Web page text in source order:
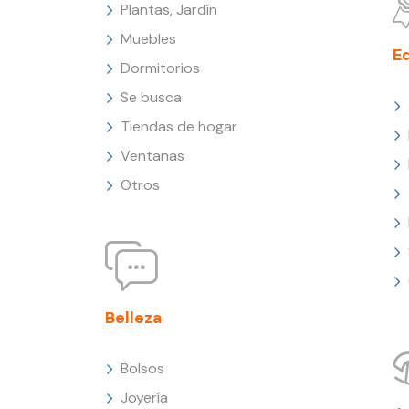
Plantas, Jardín
Muebles
Dormitorios
Se busca
Tiendas de hogar
Ventanas
Otros
Belleza
Bolsos
Joyería